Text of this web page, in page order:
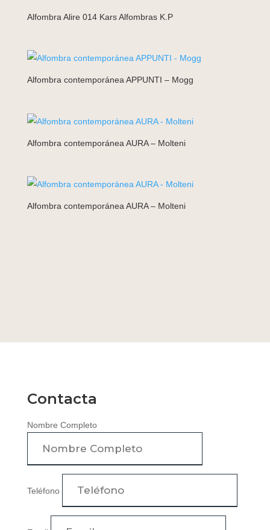
Alfombra Alire 014 Kars Alfombras K.P
Alfombra contemporánea APPUNTI – Mogg
Alfombra contemporánea AURA – Molteni
Alfombra contemporánea AURA – Molteni
Contacta
Nombre Completo
Teléfono